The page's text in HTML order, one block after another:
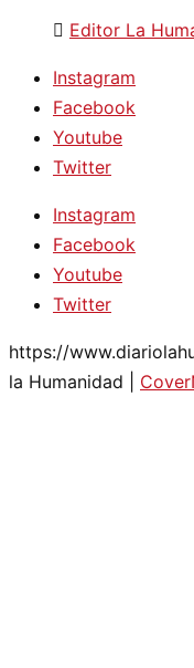
Editor La
Instagram
Facebook
Youtube
Twitter
Instagram
Facebook
Youtube
Twitter
https://
la Humanidad